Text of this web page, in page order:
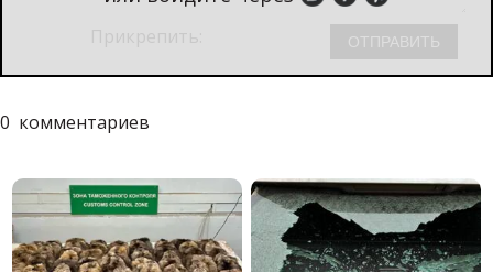
0 комментариев